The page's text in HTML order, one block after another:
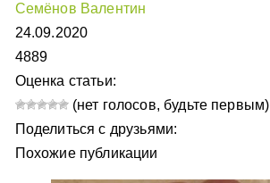
Семёнов Валентин
24.09.2020
4889
Оценка статьи:
(нет голосов, будьте первым)
Поделиться с друзьями:
Похожие публикации